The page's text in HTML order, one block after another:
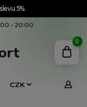
5%
CZK
- 20:00
0